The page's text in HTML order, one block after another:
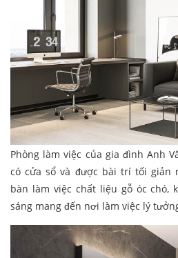
Phòng làm việc của gia đình Anh
có cửa sổ và được bài trí tối giản
bàn làm việc chất liệu gỗ óc chó,
sáng mang đến nơi làm việc lý